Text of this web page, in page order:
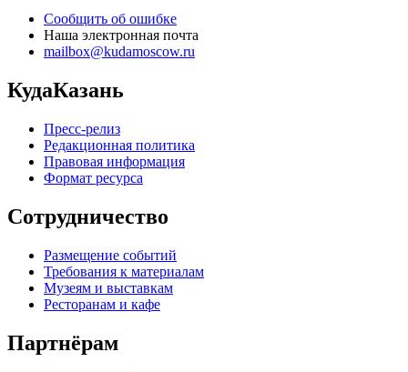
Сообщить об ошибке
Наша электронная почта
mailbox@kudamoscow.ru
КудаКазань
Пресс-релиз
Редакционная политика
Правовая информация
Формат ресурса
Сотрудничество
Размещение событий
Требования к материалам
Музеям и выставкам
Ресторанам и кафе
Партнёрам